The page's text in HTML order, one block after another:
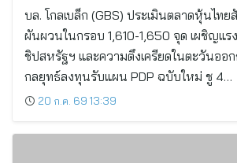
บล. โกลเบล็ก (GBS) ประเมินตลาดหุ้นไท
ผันผวนในกรอบ 1,610-1,650 จุด เผชิญแ
ชิปสหรัฐฯ และความตึงเครียดในตะวันออ
กลยุทธ์ลงทุนรับแผน PDP ฉบับใหม่ ชู 4…
20 ก.ค. 69 13:39